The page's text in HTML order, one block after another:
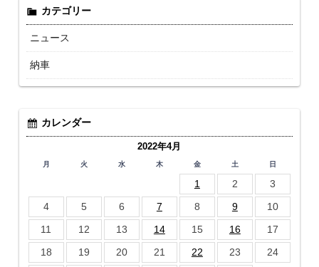
カテゴリー
ニュース
納車
カレンダー
2022年4月
月 火 水 木 金 土 日
1 2
3
4
5 6 7 8 9
10
11
12 13 14 15 16
17
18
19 20 21 22 23
24